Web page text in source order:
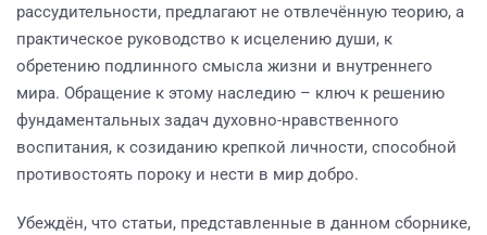
рассудительности, предлагают не отвлечённую теорию, а
практическое руководство к исцелению души, к
обретению подлинного смысла жизни и внутреннего
мира. Обращение к этому наследию – ключ к решению
фундаментальных задач духовно-нравственного
воспитания, к созиданию крепкой личности, способной
противостоять пороку и нести в мир добро.
Убеждён, что статьи, представленные в данном сборнике,